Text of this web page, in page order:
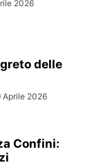
2026
delle
Aprile 2026
Confini: